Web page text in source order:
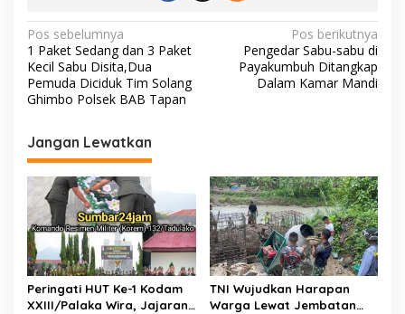
k p k
N
a
v
i
g
a
s
i
p
o
s
Pos sebelumnya
1 Paket Sedang dan 3 Paket
Kecil Sabu Disita,Dua
Pemuda Diciduk Tim Solang
Ghimbo Polsek BAB Tapan
Pos berikutnya
Pengedar Sabu-sabu di
Payakumbuh Ditangkap
Dalam Kamar Mandi
Jangan Lewatkan
Peringati HUT Ke-1 Kodam
XXIII/Palaka Wira, Jajaran
TNI Wujudkan Harapan
Warga Lewat Jembatan